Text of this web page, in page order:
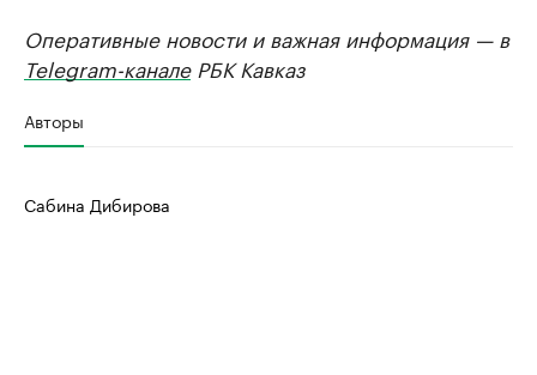
Оперативные новости и важная информация — в
Telegram-каналеРБК Кавказ
Авторы
Сабина Дибирова